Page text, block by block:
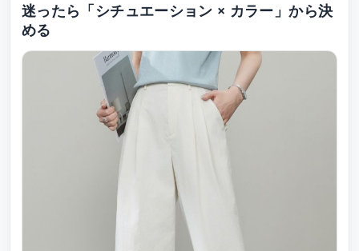
迷ったら「シチュエーション × カラー」から決
める